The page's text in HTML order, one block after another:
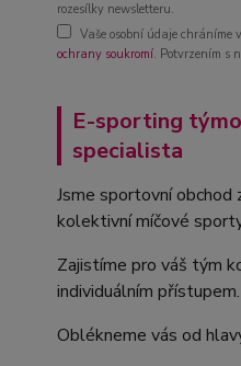
rozesílky newsletteru.
Vaše osobní údaje chráníme
ochrany soukromí. Potvrzením s
E-sporting
specialista
Jsme sportovní obchod
kolektivní míčové
Zajistíme pro váš tým
individuálním přístupem.
Oblékneme vás od